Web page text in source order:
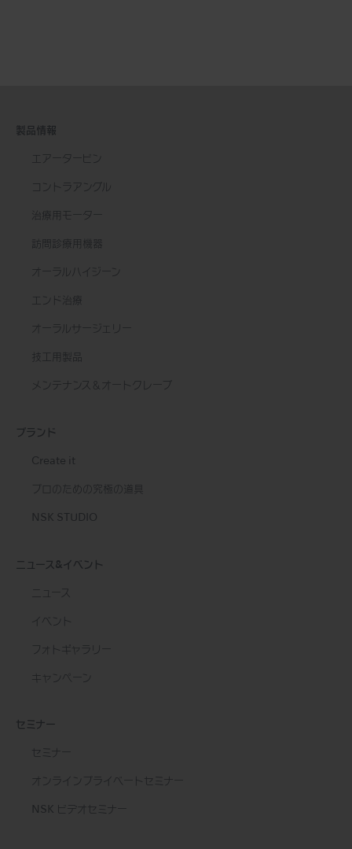
製品情報
エアータービン
コントラアングル
治療用モーター
訪問診療用機器
オーラルハイジーン
エンド治療
オーラルサージェリー
技工用製品
メンテナンス＆オートクレーブ
ブランド
Create it
プロのための究極の道具
NSK STUDIO
ニュース&イベント
ニュース
イベント
フォトギャラリー
キャンペーン
セミナー
セミナー
オンラインプライベートセミナー
NSK ビデオセミナー